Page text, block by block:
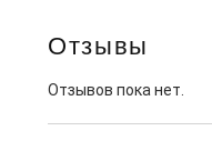
Отзывы
Отзывов пока нет.